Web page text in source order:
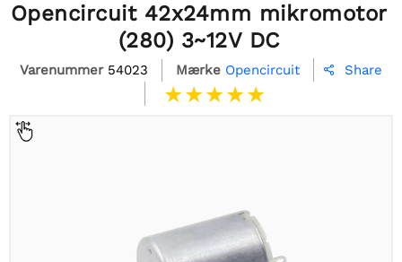
Opencircuit 42x24mm mikromotor
(280) 3~12V DC
Varenummer 54023 Mærke Opencircuit  Share